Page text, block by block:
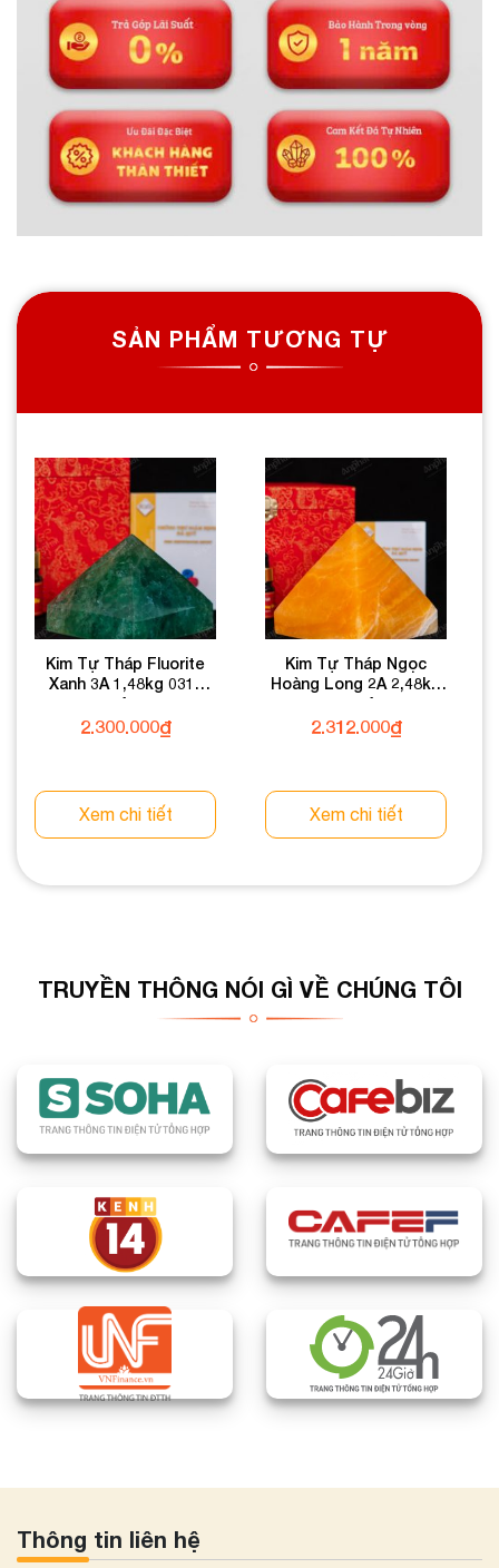
SẢN PHẨM TƯƠNG TỰ
Kim Tự Tháp Fluorite
Xanh 3A 1,48kg 031-
0133A-1,48
2.300.000₫
Xem chi tiết
Kim Tự Tháp Ngọc
Hoàng Long 2A 2,48kg
031-0492A-2,48
2.312.000₫
Xem chi tiết
TRUYỀN THÔNG NÓI GÌ VỀ CHÚNG TÔI
Thông tin liên hệ